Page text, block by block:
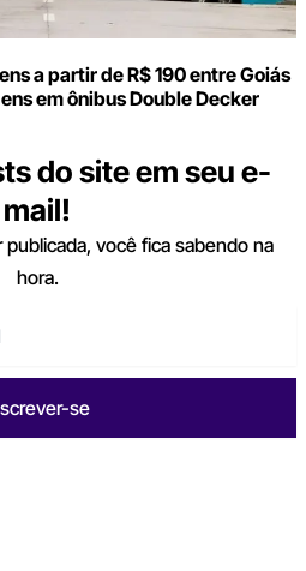
a partir de R$ 190 entre Goiás
em ônibus Double Decker
do site em seu e-
mail!
você fica sabendo na
hora.
se